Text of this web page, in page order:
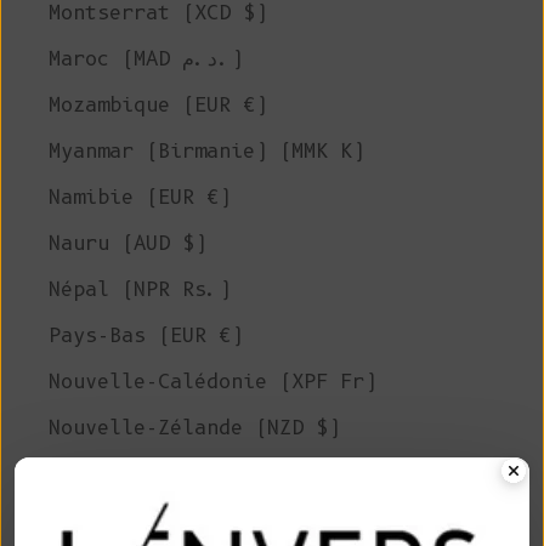
Montserrat (XCD $)
Maroc (MAD د.م.)
Mozambique (EUR €)
Myanmar (Birmanie) (MMK K)
Namibie (EUR €)
Nauru (AUD $)
Népal (NPR Rs.)
Pays-Bas (EUR €)
Nouvelle-Calédonie (XPF Fr)
Nouvelle-Zélande (NZD $)
Niger (XOF Fr)